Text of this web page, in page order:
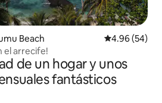
Beach Calificación
4.96 (54)
el arrecife!
de un hogar y unos
fantásticos